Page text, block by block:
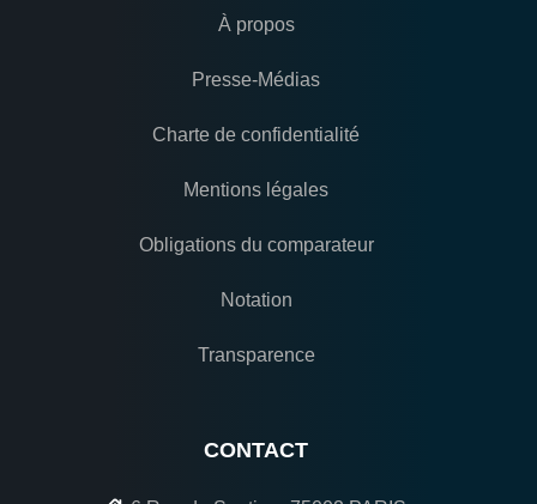
À propos
Presse-Médias
Charte de confidentialité
Mentions légales
Obligations du comparateur
Notation
Transparence
CONTACT